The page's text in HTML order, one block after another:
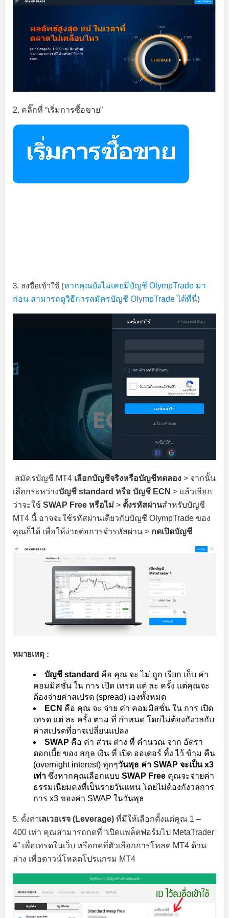
2. คลิ๊กที่ “เริ่มการซื้อขาย”
3. ลงชื่อเข้าใช้ (หากคุณยังไม่เคยมีบัญชี OlympTrade มา
ก่อน สามารถดูวิธีการสมัครบัญชี OlympTrade ได้ที่นี่)
สมัครบัญชี MT4 เลือกบัญชีจริงหรือบัญชีทดลอง > จากนั้น
เลือกระหว่างบัญชี standard หรือ บัญชี ECN > แล้วเลือก
ว่าจะใช้ SWAP Free หรือไม่ > ตั้งรหัสผ่านสำหรับบัญชี
MT4 นี้ อาจจะใช้รหัสผ่านเดียวกับบัญชี OlympTrade ของ
คุณก็ได้ เพื่อให้ง่ายต่อการจำรหัสผ่าน > กดเปิดบัญชี
หมายเหตุ :
บัญชี standard คือ คุณ จะ ไม่ ถูก เรียก เก็บ ค่า
คอมมิสชั่น ใน การ เปิด เทรด แต่ ละ ครั้ง แต่คุณจะ
ต้องจ่ายค่าสเปรด (spread) เองทั้งหมด
ECN คือ คุณ จะ จ่าย ค่า คอมมิสชั่น ใน การ เปิด
เทรด แต่ ละ ครั้ง ตาม ที่ กำหนด โดยไม่ต้องกังวลกับ
ค่าสเปรดที่อาจเปลี่ยนแปลง
SWAP คือ ค่า ส่วน ต่าง ที่ คำนวณ จาก อัตรา
ดอกเบี้ย ของ สกุล เงิน ที่ เปิด ออเดอร์ ทิ้ง ไว้ ข้าม คืน
(overnight interest) ทุกๆวันพุธ ค่า SWAP จะเป็น x3
เท่า ซึ่งหากคุณเลือกแบบ SWAP Free คุณจะจ่ายค่า
ธรรมเนียมคงที่เป็นรายวันแทน โดยไม่ต้องกังวลการ
การ x3 ของค่า SWAP ในวันพุธ
5. ตั้งค่าเลเวอเรจ (Leverage) ที่มีให้เลือกตั้งแต่คูณ 1 –
400 เท่า คุณสามารถกดที่ “เปิดแพล็ตฟอร์มไป MetaTrader
4” เพื่อเทรดในเว็บ หรือกดที่ตัวเลือกการโหลด MT4 ด้าน
ล่าง เพื่อดาวน์โหลดโปรแกรม MT4